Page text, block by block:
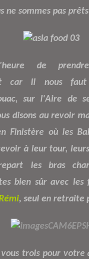
ne sommes pas
de
car il nous
sur l'Aire de
disons au revoir
Finistère où les
à leur tour,
repart les bras
bien sûr avec
, seul en retraite
trois pour votre